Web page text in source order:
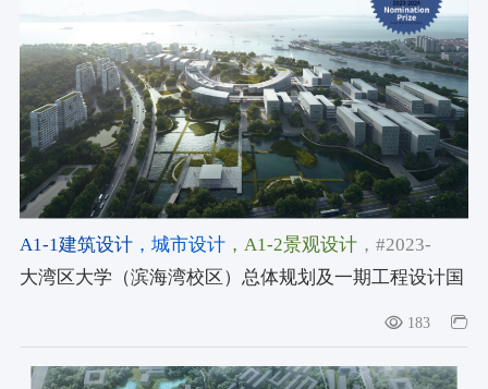
A1-1建筑设计，城市设计，A1-2景观设计，#2023-
2024获奖作品，#提名奖/设计宇宙大奖2023-2024，#空
大湾区大学（滨海湾校区）总体规划及一期工程设计国
183